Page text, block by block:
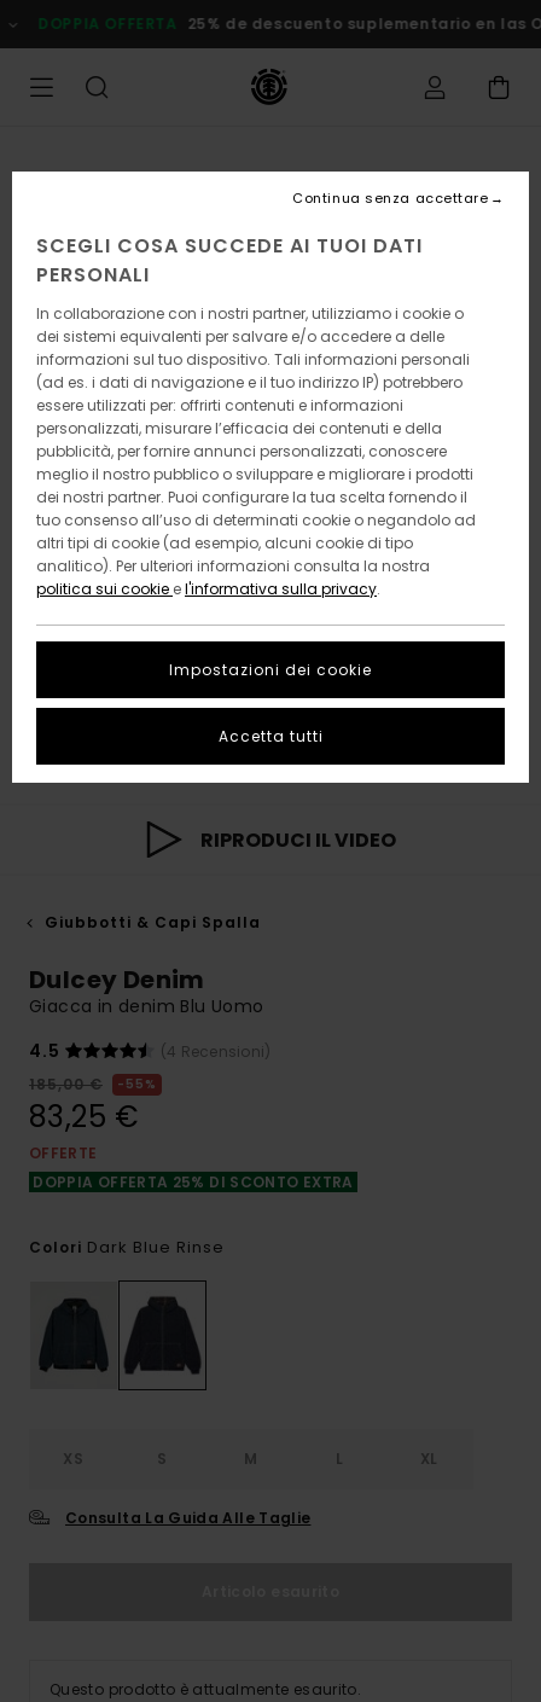
alle
informazioni
prodotto
OFFERTA 25% de descuento suplementario en las
RIPRODUCI IL VIDEO
Giubbotti & Capi Spalla
Dulcey Denim
Giacca in denim Blu Uomo
4.5
(4 Recensioni)
185,00 €
55%
83,25 €
OFFERTE
DOPPIA OFFERTA 25% DI SCONTO EXTRA
Colori Dark Blue Rinse
XS S M L XL
Consulta La Guida Alle Taglie
Questo prodotto è attualmente esaurito.
SCEGLI COSA SUCCEDE AI TUOI DATI
PERSONALI
In collaborazione con i nostri partner, utilizziamo i cookie o
dei sistemi equivalenti per salvare e/o accedere a delle
informazioni sul tuo dispositivo. Tali informazioni personali
(ad es. i dati di navigazione e il tuo indirizzo IP) potrebbero
essere utilizzati per: offrirti contenuti e informazioni
personalizzati, misurare l’efficacia dei contenuti e della
pubblicità, per fornire annunci personalizzati, conoscere
meglio il nostro pubblico o sviluppare e migliorare i prodotti
dei nostri partner. Puoi configurare la tua scelta fornendo il
tuo consenso all’uso di determinati cookie o negandolo ad
altri tipi di cookie (ad esempio, alcuni cookie di tipo
analitico). Per ulteriori informazioni consulta la nostra
politica sui cookie el'informativa sulla privacy.
Impostazioni dei cookie
Continua senza accettare
Accetta tutti